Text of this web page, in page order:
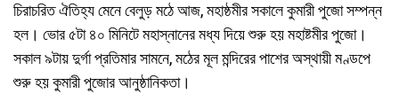
চিরাচরিত ঐতিহ্য মেনে বেলুড় মঠে আজ, মহাষ্ঠমীর সকালে কুমারী পুজো সম্পন্ন
হল। ভোর ৫টা ৪০ মিনিটে মহাস্নানের মধ্য দিয়ে শুরু হয় মহাষ্টমীর পুজো।
সকাল ৯টায় দুর্গা প্রতিমার সামনে, মঠের মূল মন্দিরের পাশের অস্থায়ী মণ্ডপে
শুরু হয় কুমারী পুজোর আনুষ্ঠানিকতা।